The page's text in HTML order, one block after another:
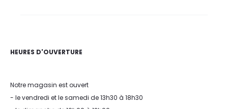
HEURES D'OUVERTURE
Notre magasin est ouvert
- le vendredi et le samedi de 13h30 à 18h30